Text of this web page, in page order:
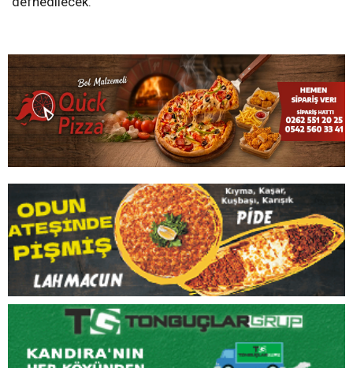
İLGİNİZİÇEKEBİLİR